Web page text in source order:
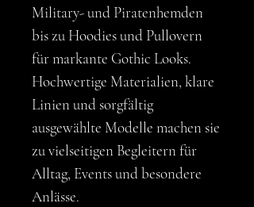
Military- und Piratenhemden
bis zu Hoodies und Pullovern
für markante Gothic Looks.
Hochwertige Materialien, klare
Linien und sorgfältig
ausgewählte Modelle machen sie
zu vielseitigen Begleitern für
Alltag, Events und besondere
Anlässe.